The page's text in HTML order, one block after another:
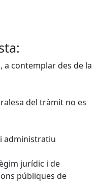
a contemplar des de la
del tràmit no es
administratiu
jurídic i de
públiques de